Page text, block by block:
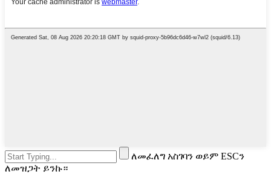
ለመፈለግ አስገባን ወይም ESCን
ለመዝጋት ይንኩ።